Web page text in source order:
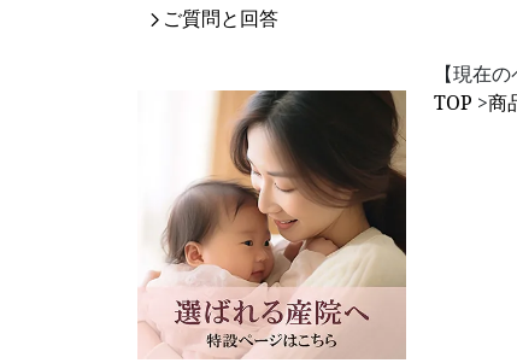
ご質問と回答
【現在の
TOP >商